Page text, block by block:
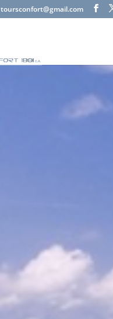
toursconfort@gmail.com